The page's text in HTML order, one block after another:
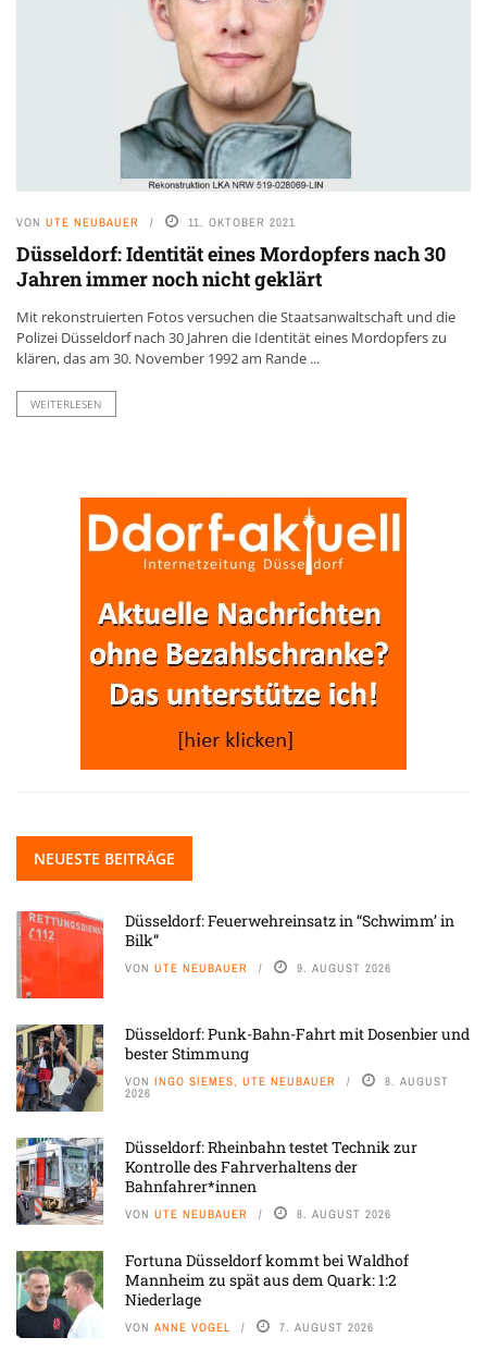
VON UTE NEUBAUER 11. OKTOBER 2021
Düsseldorf: Identität eines Mordopfers nach 30
Jahren immer noch nicht geklärt
Mit rekonstruierten Fotos versuchen die Staatsanwaltschaft und die
Polizei Düsseldorf nach 30 Jahren die Identität eines Mordopfers zu
klären, das am 30. November 1992 am Rande ...
WEITERLESEN
NEUESTE BEITRÄGE
Düsseldorf: Feuerwehreinsatz in “Schwimm’ in
Bilk”
VON UTE NEUBAUER 9. AUGUST 2026
Düsseldorf: Punk-Bahn-Fahrt mit Dosenbier und
bester Stimmung
VON INGO SIEMES, UTE NEUBAUER 8. AUGUST
2026
Düsseldorf: Rheinbahn testet Technik zur
Kontrolle des Fahrverhaltens der
Bahnfahrer*innen
VON UTE NEUBAUER 8. AUGUST 2026
Fortuna Düsseldorf kommt bei Waldhof
Mannheim zu spät aus dem Quark: 1:2
Niederlage
VON ANNE VOGEL 7. AUGUST 2026